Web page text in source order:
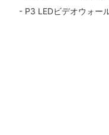
- P3 LEDビデオウォー